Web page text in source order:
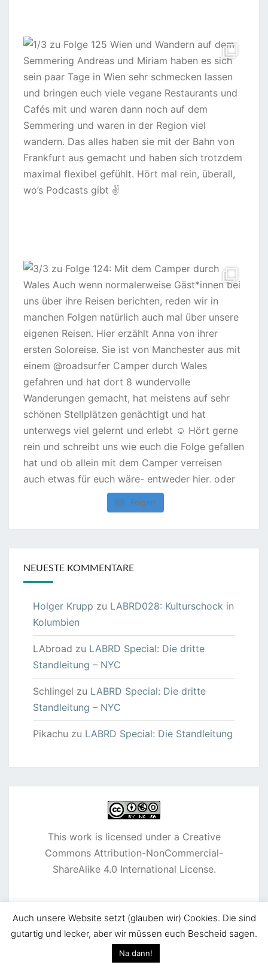
Folgen
NEUESTE KOMMENTARE
Holger Krupp zu LABRD028: Kulturschock in
Kolumbien
LAbroad zu LABRD Special: Die dritte
Standleitung – NYC
Schlingel zu LABRD Special: Die dritte
Standleitung – NYC
Pikachu zu LABRD Special: Die Standleitung
This work is licensed under a Creative
Commons Attribution-NonCommercial-
ShareAlike 4.0 International License.
© 2026 | Stolz präsentiert von WordPress
Theme:
Nisarg
Auch unsere Website setzt (glauben wir) Cookies. Die sind
gutartig und lecker, aber wir müssen euch Bescheid sagen.
Na dann!